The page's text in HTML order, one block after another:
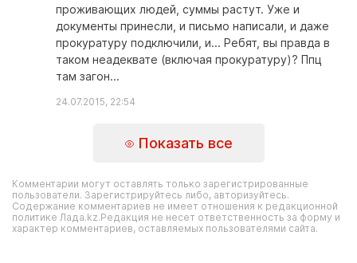
проживающих людей, суммы растут. Уже и
документы принесли, и письмо написали, и даже
прокуратуру подключили, и... Ребят, вы правда в
таком неадеквате (включая прокуратуру)? Ппц
там загон...
24.07.2015, 22:54
Показать все
Комментарии могут оставлять только зарегистрированные
пользователи. Зарегистрируйтесь либо, авторизуйтесь.
Содержание комментариев не имеет отношения к редакционной
политике Лада.kz.Редакция не несет ответственность за форму и
характер комментариев, оставляемых пользователями сайта.